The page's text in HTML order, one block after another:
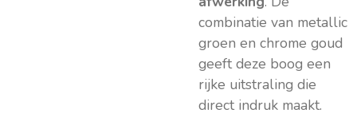
combinatie van metallic
groen en chrome goud
geeft deze boog een
rijke uitstraling die
direct indruk maakt.